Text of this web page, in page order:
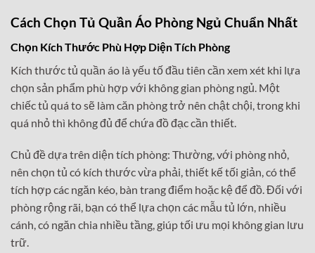
Cách Chọn Tủ Quần Áo Phòng Ngủ Chuẩn Nhất
Chọn Kích Thước Phù Hợp Diện Tích Phòng
Kích thước tủ quần áo là yếu tố đầu tiên cần xem xét khi lựa
chọn sản phẩm phù hợp với không gian phòng ngủ. Một
chiếc tủ quá to sẽ làm căn phòng trở nên chật chội, trong khi
quá nhỏ thì không đủ để chứa đồ đạc cần thiết.
Chủ đề dựa trên diện tích phòng: Thường, với phòng nhỏ,
nên chọn tủ có kích thước vừa phải, thiết kế tối giản, có thể
tích hợp các ngăn kéo, bàn trang điểm hoặc kệ để đồ. Đối với
phòng rộng rãi, bạn có thể lựa chọn các mẫu tủ lớn, nhiều
cánh, có ngăn chia nhiều tầng, giúp tối ưu mọi không gian lưu
trữ.